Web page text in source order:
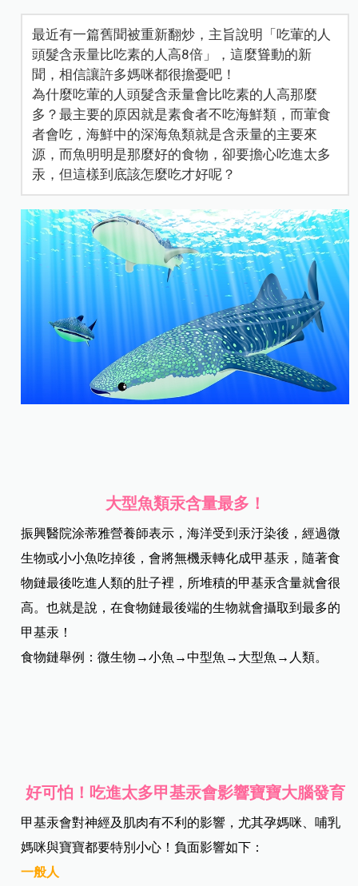
最近有一篇舊聞被重新翻炒，主旨說明「吃葷的人
頭髮含汞量比吃素的人高8倍」，這麼聳動的新
聞，相信讓許多媽咪都很擔憂吧！
為什麼吃葷的人頭髮含汞量會比吃素的人高那麼
多？最主要的原因就是素食者不吃海鮮類，而葷食
者會吃，海鮮中的深海魚類就是含汞量的主要來
源，而魚明明是那麼好的食物，卻要擔心吃進太多
汞，但這樣到底該怎麼吃才好呢？
大型魚類汞含量最多！
振興醫院涂蒂雅營養師表示，海洋受到汞汙染後，經過微
生物或小小魚吃掉後，會將無機汞轉化成甲基汞，隨著食
物鏈最後吃進人類的肚子裡，所堆積的甲基汞含量就會很
高。也就是說，在食物鏈最後端的生物就會攝取到最多的
甲基汞！
食物鏈舉例：微生物→小魚→中型魚→大型魚→人類。
好可怕！吃進太多甲基汞會影響寶寶大腦發育
甲基汞會對神經及肌肉有不利的影響，尤其孕媽咪、哺乳
媽咪與寶寶都要特別小心！負面影響如下：
一般人